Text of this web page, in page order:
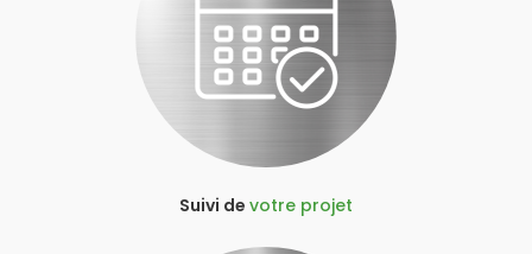
Suivi de votre projet